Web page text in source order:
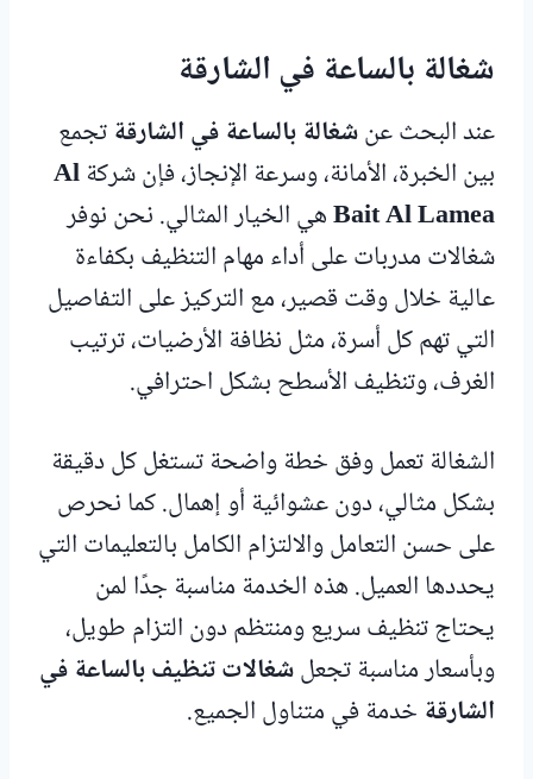
شغالة بالساعة في الشارقة
عند البحث عنشغالة بالساعة في الشارقةتجمع
بين الخبرة، الأمانة، وسرعة الإنجاز، فإن شركةAl
Bait Al Lameaهي الخيار المثالي. نحن نوفر
شغالات مدربات على أداء مهام التنظيف بكفاءة
عالية خلال وقت قصير، مع التركيز على التفاصيل
التي تهم كل أسرة، مثل نظافة الأرضيات، ترتيب
الغرف، وتنظيف الأسطح بشكل احترافي.
الشغالة تعمل وفق خطة واضحة تستغل كل دقيقة
بشكل مثالي، دون عشوائية أو إهمال. كما نحرص
على حسن التعامل والالتزام الكامل بالتعليمات التي
يحددها العميل. هذه الخدمة مناسبة جدًا لمن
يحتاج تنظيف سريع ومنتظم دون التزام طويل،
وبأسعار مناسبة تجعلشغالات تنظيف بالساعة في
الشارقة خدمة في متناول الجميع.